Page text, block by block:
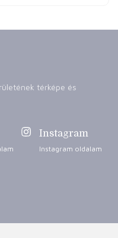
térképe és
Instagram
Instagram oldalam